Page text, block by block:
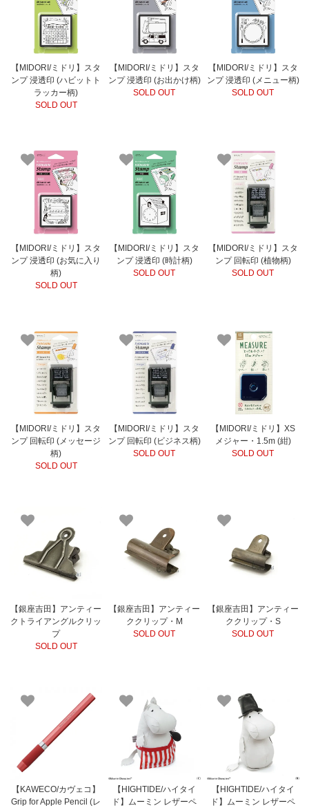
【MIDORI/ミドリ】スタ
ンプ 浸透印 (ハビットト
ラッカー柄)
SOLD OUT
【MIDORI/ミドリ】スタ
ンプ 浸透印 (お出かけ柄)
SOLD OUT
【MIDORI/ミドリ】スタ
ンプ 浸透印 (メニュー柄)
SOLD OUT
【MIDORI/ミドリ】スタ
ンプ 浸透印 (お気に入り
柄)
SOLD OUT
【MIDORI/ミドリ】スタ
ンプ 浸透印 (時計柄)
SOLD OUT
【MIDORI/ミドリ】スタ
ンプ 回転印 (植物柄)
SOLD OUT
【MIDORI/ミドリ】スタ
ンプ 回転印 (メッセージ
柄)
SOLD OUT
【MIDORI/ミドリ】スタ
ンプ 回転印 (ビジネス柄)
SOLD OUT
【MIDORI/ミドリ】XS
メジャー・1.5m (紺)
SOLD OUT
【銀座吉田】アンティー
クトライアングルクリッ
プ
SOLD OUT
【銀座吉田】アンティー
ククリップ・M
SOLD OUT
【銀座吉田】アンティー
ククリップ・S
SOLD OUT
【KAWECO/カヴェコ】
Grip for Apple Pencil (レ
【HIGHTIDE/ハイタイ
ド】ムーミン レザーペ
【HIGHTIDE/ハイタイ
ド】ムーミン レザーペ